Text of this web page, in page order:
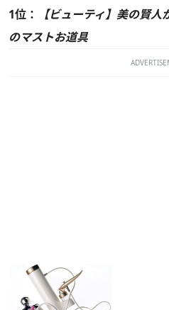
1位：
【ビューティ】美の賢
のマストお道具